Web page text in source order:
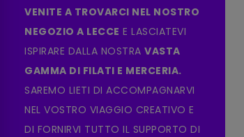
VENITE A TROVARCI NEL NOSTRO
NEGOZIO A LECCE E LASCIATEVI
ISPIRARE DALLA NOSTRA VASTA
GAMMA DI FILATI E MERCERIA.
SAREMO LIETI DI ACCOMPAGNARVI
NEL VOSTRO VIAGGIO CREATIVO E
DI FORNIRVI TUTTO IL SUPPORTO DI